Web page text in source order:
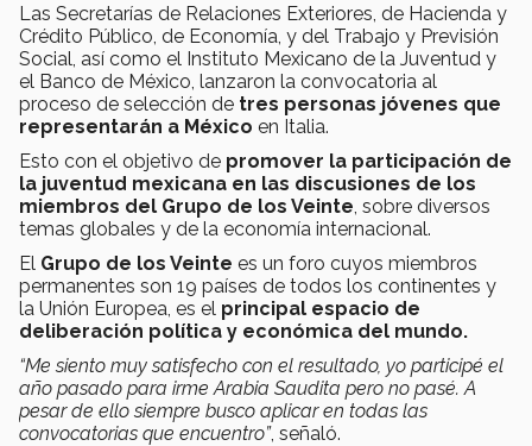
Las Secretarías de Relaciones Exteriores, de Hacienda y
Crédito Público, de Economía, y del Trabajo y Previsión
Social, así como el Instituto Mexicano de la Juventud y
el Banco de México, lanzaron la convocatoria al
proceso de selección de tres personas jóvenes que
representarán a México en Italia.
Esto con el objetivo de promover la participación de
la juventud mexicana en las discusiones de los
miembros del Grupo de los Veinte , sobre diversos
temas globales y de la economía internacional.
El Grupo de los Veinte es un foro cuyos miembros
permanentes son 19 países de todos los continentes y
la Unión Europea, es el principal espacio de
deliberación política y económica del mundo.​
“Me siento muy satisfecho con el resultado, yo participé el
año pasado para irme Arabia Saudita pero no pasé. A
pesar de ello siempre busco aplicar en todas las
convocatorias que encuentro”, señaló.